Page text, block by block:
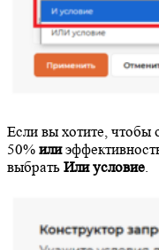
Если вы хотите, чтобы
50% или
выбрать Или условие.